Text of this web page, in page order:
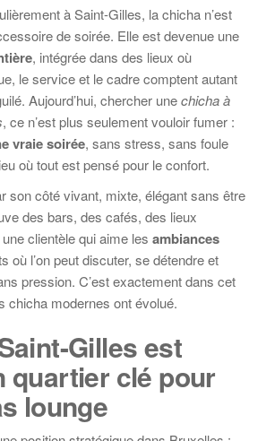
à Saint-Gilles, la chicha n’est
de soirée. Elle est devenue une
, intégrée dans des lieux où
le service et le cadre comptent autant
Aujourd’hui, chercher unechicha à
, ce n’est plus seulement vouloir fumer :
vraie soirée, sans stress, sans foule
où tout est pensé pour le confort.
son côté vivant, mixte, élégant sans être
des bars, des cafés, des lieux
clientèle qui aime les ambiances
où l’on peut discuter, se détendre et
pression. C’est exactement dans cet
chicha modernes ont évolué.
Gilles est
quartier clé pour
lounge